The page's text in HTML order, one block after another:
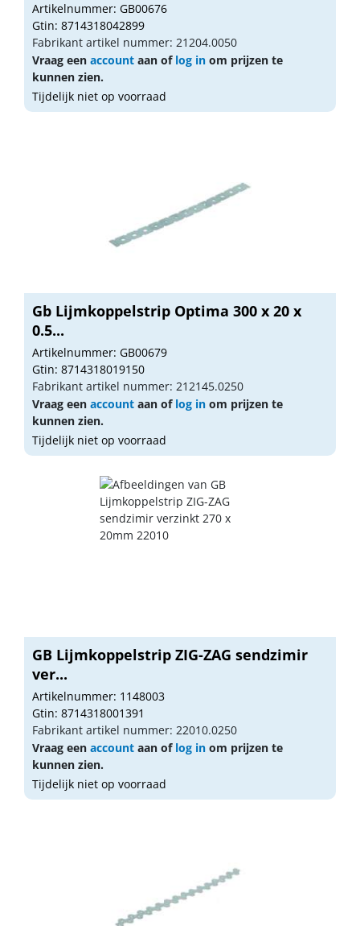
Artikelnummer: GB00676
Gtin: 8714318042899
Fabrikant artikel nummer: 21204.0050
Vraag een account aan of log in om prijzen te
kunnen zien.
Tijdelijk niet op voorraad
Gb Lijmkoppelstrip Optima 300 x 20 x
0.5...
Artikelnummer: GB00679
Gtin: 8714318019150
Fabrikant artikel nummer: 212145.0250
Vraag een account aan of log in om prijzen te
kunnen zien.
Tijdelijk niet op voorraad
GB Lijmkoppelstrip ZIG-ZAG sendzimir
ver...
Artikelnummer: 1148003
Gtin: 8714318001391
Fabrikant artikel nummer: 22010.0250
Vraag een account aan of log in om prijzen te
kunnen zien.
Tijdelijk niet op voorraad